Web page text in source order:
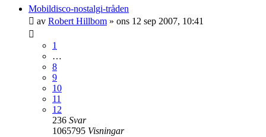
Mobildisco-nostalgi-tråden
av Robert Hillbom » ons 12 sep 2007, 10:41
1
…
8
9
10
11
12
236 Svar
1065795 Visningar